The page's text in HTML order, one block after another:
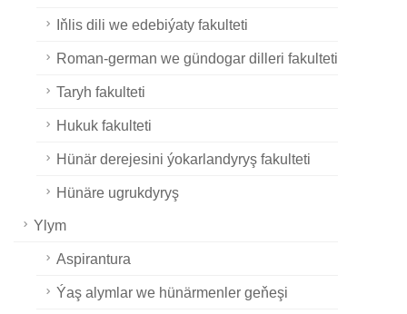
Iňlis dili we edebiýaty fakulteti
Roman-german we gündogar dilleri fakulteti
Taryh fakulteti
Hukuk fakulteti
Hünär derejesini ýokarlandyryş fakulteti
Hünäre ugrukdyryş
Ylym
Aspirantura
Ýaş alymlar we hünärmenler geňeşi